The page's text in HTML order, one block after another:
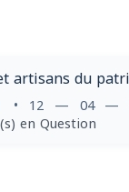
artisans du
• 12 — 04 —
en Question